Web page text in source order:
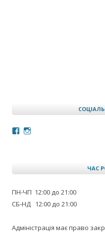
Facebook
Instagram
ЧАС
ПН-ЧП 12:00 до 21:00
СБ-НД 12:00 до 21:00
Адміністрація має право